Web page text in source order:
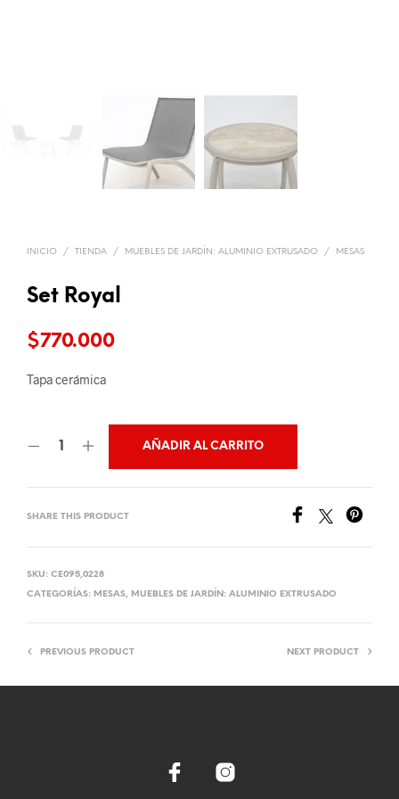
INICIO / TIENDA / MUEBLES DE JARDÍN: ALUMINIO EXTRUSADO / MESAS
Set Royal
$770.000
Tapa cerámica
AÑADIR AL CARRITO
SHARE THIS PRODUCT
SKU: CE095,0228
CATEGORÍAS: MESAS, MUEBLES DE JARDÍN: ALUMINIO EXTRUSADO
PREVIOUS PRODUCT NEXT PRODUCT